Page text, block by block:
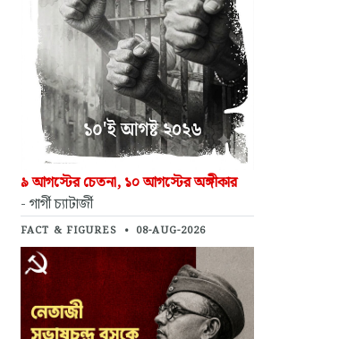
৯ আগস্টের চেতনা, ১০ আগস্টের অঙ্গীকার
- গার্গী চ্যাটার্জী
FACT & FIGURES • 08-AUG-2026